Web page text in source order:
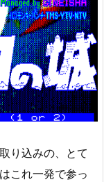
り込みの、とて
これ一発で参っ